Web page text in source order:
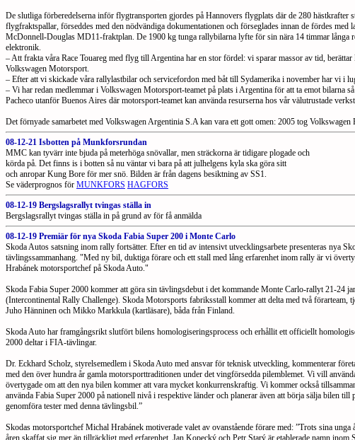
De slutliga förberedelserna inför flygtransporten gjordes på Hannovers flygplats där de 280 hästkrafter
flygfraktspallar, förseddes med den nödvändiga dokumentationen och förseglades innan de fördes
McDonnell-Douglas MD11-fraktplan. De 1900 kg tunga rallybilarna lyfte för sin nära 14 timmar långa
elektronik.
– Att frakta våra Race Touareg med flyg till Argentina har en stor fördel: vi sparar massor av tid,
Volkswagen Motorsport.
– Efter att vi skickade våra rallylastbilar och servicefordon med båt till Sydamerika i november har vi i
– Vi har redan medlemmar i Volkswagen Motorsport-teamet på plats i Argentina för att ta emot bilarna
Pacheco utanför Buenos Aires där motorsport-teamet kan använda resurserna hos vår välutrustade
Det förnyade samarbetet med Volkswagen Argentinia S.A kan vara ett gott omen: 2005 tog Volkswagen
08-12-21 Isbotten på Munkforsrundan
MMC kan tyvärr inte bjuda på meterhöga snövallar, men sträckorna är tidigare plogade och
körda på. Det finns is i botten så nu väntar vi bara på att julhelgens kyla ska göra sitt
och anropar Kung Bore för mer snö. Bilden är från dagens besiktning av SS1.
Se väderprognos för MUNKFORS HAGFORS
08-12-19 Bergslagsrallyt tvingas ställa in
Bergslagsrallyt tvingas ställa in på grund av för få anmälda
08-12-19 Premiär för nya Skoda Fabia Super 200 i Monte Carlo
Skoda Autos satsning inom rally fortsätter. Efter en tid av intensivt utvecklingsarbete presenteras nya
tävlingssammanhang. "Med ny bil, duktiga förare och ett stall med lång erfarenhet inom rally är vi
Hrabánek motorsportchef på Skoda Auto."
Skoda Fabia Super 2000 kommer att göra sin tävlingsdebut i det kommande Monte Carlo-rallyt 21-24
(Intercontinental Rally Challenge). Skoda Motorsports fabriksstall kommer att delta med två förarteam,
Juho Hänninen och Mikko Markkula (kartläsare), båda från Finland.
Skoda Auto har framgångsrikt slutfört bilens homologiseringsprocess och erhållit ett officiellt
2000 deltar i FIA-tävlingar.
Dr. Eckhard Scholz, styrelsemedlem i Skoda Auto med ansvar för teknisk utveckling, kommenterar
med den över hundra år gamla motorsporttraditionen under det vingförsedda pilemblemet. Vi vill
övertygade om att den nya bilen kommer att vara mycket konkurrenskraftig. Vi kommer också
använda Fabia Super 2000 på nationell nivå i respektive länder och planerar även att börja sälja bilen
genomföra tester med denna tävlingsbil.”
Skodas motorsportchef Michal Hrabánek motiverade valet av ovanstående förare med: ”Trots sina
åren skaffat sig mer än tillräckligt med erfarenhet. Jan Kopecký och Petr Starý är etablerade namn